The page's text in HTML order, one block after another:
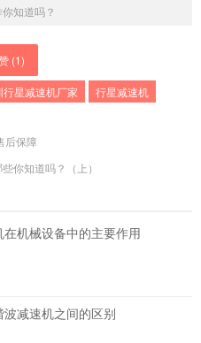
知道吗？
(1)
行星减速机厂家 行星减速机
后保障
你知道吗？（上）
机械设备中的主要作用
减速机之间的区别